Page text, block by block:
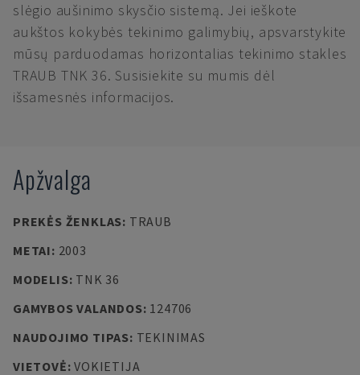
slėgio aušinimo skysčio sistemą. Jei ieškote
aukštos kokybės tekinimo galimybių, apsvarstykite
mūsų parduodamas horizontalias tekinimo stakles
TRAUB TNK 36. Susisiekite su mumis dėl
išsamesnės informacijos.
Apžvalga
PREKĖS ŽENKLAS: TRAUB
METAI: 2003
MODELIS: TNK 36
GAMYBOS VALANDOS: 124706
NAUDOJIMO TIPAS: TEKINIMAS
VIETOVĖ:VOKIETIJA